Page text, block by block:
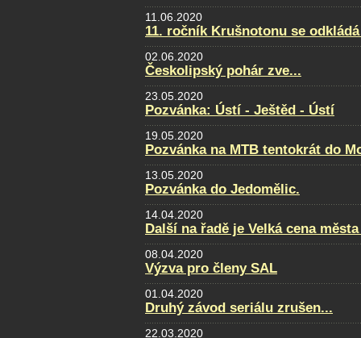
11.06.2020
11. ročník Krušnotonu se
02.06.2020
Českolipský pohár zve...
23.05.2020
Pozvánka: Ústí - Ještěd - Ústí
19.05.2020
Pozvánka na MTB tentokrát do
13.05.2020
Pozvánka do Jedomělic.
14.04.2020
Další na řadě je Velká cena
08.04.2020
Výzva pro členy SAL
01.04.2020
Druhý závod seriálu zrušen...
22.03.2020